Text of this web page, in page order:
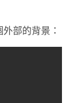
部的背景：